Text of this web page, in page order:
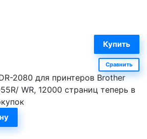
Сравнить
2080 для принтеров Brother
WR, 12000 страниц теперь в